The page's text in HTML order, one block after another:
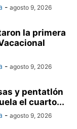
- agosto 9, 2026
la primera
- agosto 9, 2026
y pentatlón
el cuarto...
- agosto 9, 2026